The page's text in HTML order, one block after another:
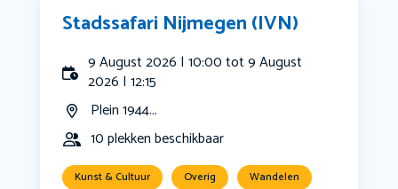
Stadssafari Nijmegen (IVN)
9 August 2026 | 10:00 tot 9 August
2026 | 12:15
Plein 1944...
10 plekken beschikbaar
Kunst & Cultuur Overig Wandelen